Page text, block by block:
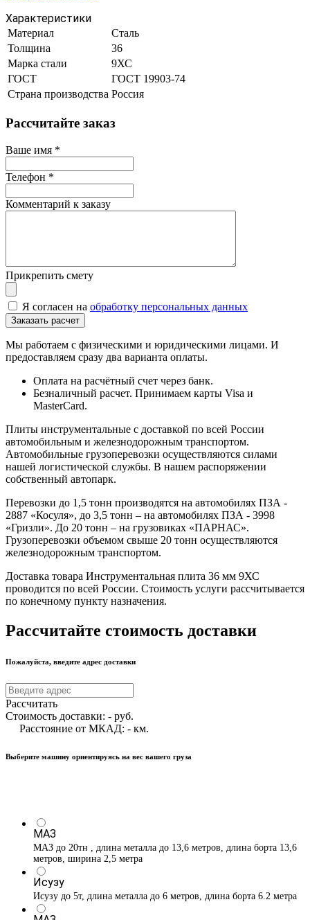
Характеристики
Материал
Сталь
Толщина
36
Марка стали
9ХС
ГОСТ
ГОСТ 19903-74
Страна производства Россия
Рассчитайте заказ
Ваше имя *
Телефон *
Комментарий к заказу
Прикрепить смету
Я согласен на обработку персональных данных
Мы работаем с физическими и юридическими лицами. И
предоставляем сразу два варианта оплаты.
Оплата на расчётный счет через банк.
Безналичный расчет. Принимаем карты Visa и
MasterCard.
Плиты инструментальные с доставкой по всей России
автомобильным и железнодорожным транспортом.
Автомобильные грузоперевозки осуществляются силами
нашей логистической службы. В нашем распоряжении
собственный автопарк.
Перевозки до 1,5 тонн производятся на автомобилях ПЗА -
2887 «Косуля», до 3,5 тонн – на автомобилях ПЗА - 3998
«Гризли». До 20 тонн – на грузовиках «ПАРНАС».
Грузоперевозки объемом свыше 20 тонн осуществляются
железнодорожным транспортом.
Доставка товара Инструментальная плита 36 мм 9ХС
проводится по всей России. Стоимость услуги рассчитывается
по конечному пункту назначения.
Рассчитайте стоимость доставки
Пожалуйста, введите адрес доставки
Рассчитать
Стоимость доставки: - руб.
Расстояние от МКАД: - км.
Выберите машину ориентируясь на вес вашего груза
МАЗ
МАЗ до 20тн , длина металла до 13,6 метров, длина борта 13,6
метров, ширина 2,5 метра
Исузу
Исузу до 5т, длина металла до 6 метров, длина борта 6.2 метра